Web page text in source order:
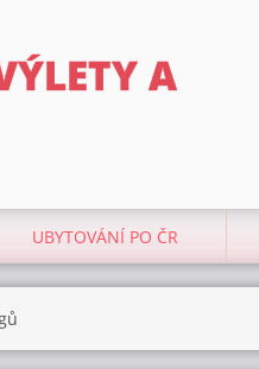
A
UBYTOVÁNÍ PO ČR